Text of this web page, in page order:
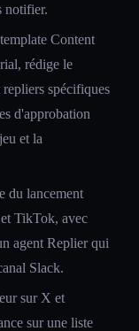
notifier.
Content
rédige le
spécifiques
d'approbation
et la
du lancement
TikTok, avec
agent Replier qui
Slack.
sur X et
sur une liste